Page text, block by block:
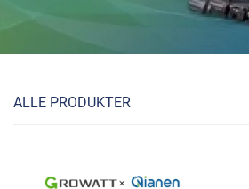
ALLE PRODUKTER